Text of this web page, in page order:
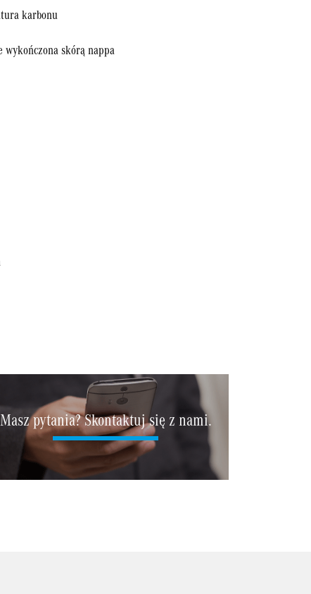
karbonu
wykończona skórą nappa
Masz pytania? Skontaktuj się z nami.